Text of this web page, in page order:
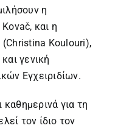
η
και η
(Christina Koulouri),
γενική
Εγχειριδίων.
για τη
τον ίδιο τον